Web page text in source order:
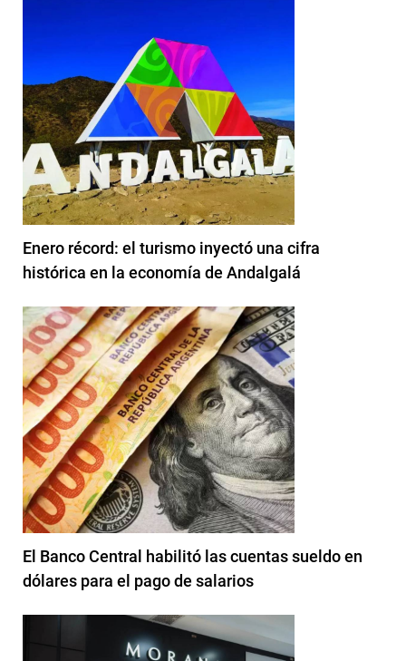
Enero récord: el turismo inyectó una cifra
histórica en la economía de Andalgalá
El Banco Central habilitó las cuentas sueldo en
dólares para el pago de salarios